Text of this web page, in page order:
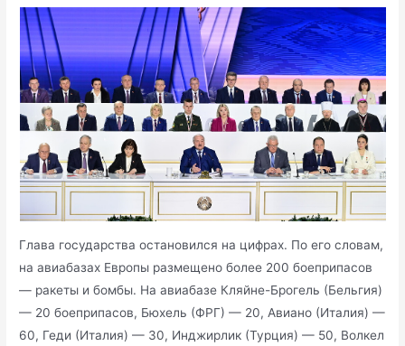
Глава государства остановился на цифрах. По его словам,
на авиабазах Европы размещено более 200 боеприпасов
— ракеты и бомбы. На авиабазе Кляйне-Брогель (Бельгия)
— 20 боеприпасов, Бюхель (ФРГ) — 20, Авиано (Италия) —
60, Геди (Италия) — 30, Инджирлик (Турция) — 50, Волкел